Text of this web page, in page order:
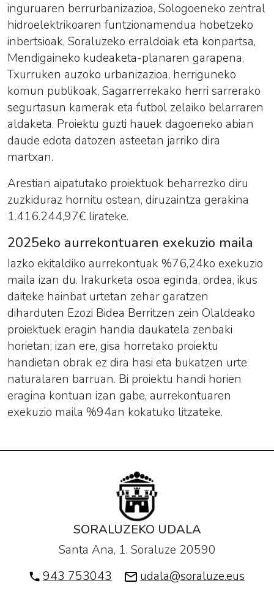
inguruaren berrurbanizazioa, Sologoeneko zentral
hidroelektrikoaren funtzionamendua hobetzeko
inbertsioak, Soraluzeko erraldoiak eta konpartsa,
Mendigaineko kudeaketa-planaren garapena,
Txurruken auzoko urbanizazioa, herriguneko
komun publikoak, Sagarrerrekako herri sarrerako
segurtasun kamerak eta futbol zelaiko belarraren
aldaketa. Proiektu guzti hauek dagoeneko abian
daude edota datozen asteetan jarriko dira
martxan.
Arestian aipatutako proiektuok beharrezko diru
zuzkiduraz hornitu ostean, diruzaintza gerakina
1.416.244,97€ lirateke.
2025eko aurrekontuaren exekuzio maila
Iazko ekitaldiko aurrekontuak %76,24ko exekuzio
maila izan du. Irakurketa osoa eginda, ordea, ikus
daiteke hainbat urtetan zehar garatzen
diharduten Ezozi Bidea Berritzen zein Olaldeako
proiektuek eragin handia daukatela zenbaki
horietan; izan ere, gisa horretako proiektu
handietan obrak ez dira hasi eta bukatzen urte
naturalaren barruan. Bi proiektu handi horien
eragina kontuan izan gabe, aurrekontuaren
exekuzio maila %94an kokatuko litzateke.
SORALUZEKO UDALA
Santa Ana, 1. Soraluze 20590
943 753043
udala@soraluze.eus